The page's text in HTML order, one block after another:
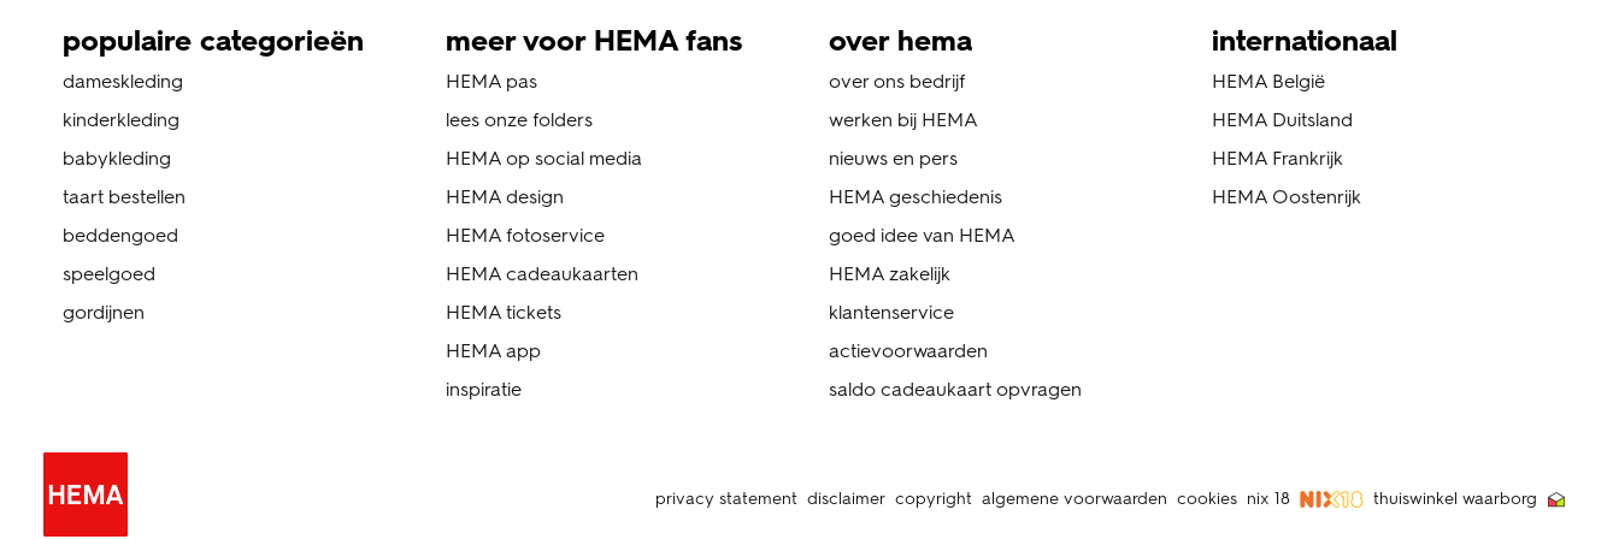
populaire categorieën
dameskleding
kinderkleding
babykleding
taart bestellen
beddengoed
speelgoed
gordijnen
meer voor HEMA fans
HEMA pas
lees onze folders
HEMA op social media
HEMA design
HEMA fotoservice
HEMA cadeaukaarten
HEMA tickets
HEMA app
inspiratie
over hema
over ons bedrijf
werken bij HEMA
nieuws en pers
HEMA geschiedenis
goed idee van HEMA
HEMA zakelijk
klantenservice
actievoorwaarden
saldo cadeaukaart opvragen
internationaal
HEMA België
HEMA Duitsland
HEMA Frankrijk
HEMA Oostenrijk
privacy statement disclaimer copyright algemene voorwaarden cookies nix 18 thuiswinkel waarborg